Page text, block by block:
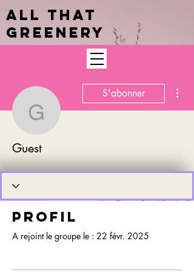
ALL THAT
GREENERY
Guest
S'abonner
Guest
Profil
A rejoint le groupe le : 22 févr. 2025